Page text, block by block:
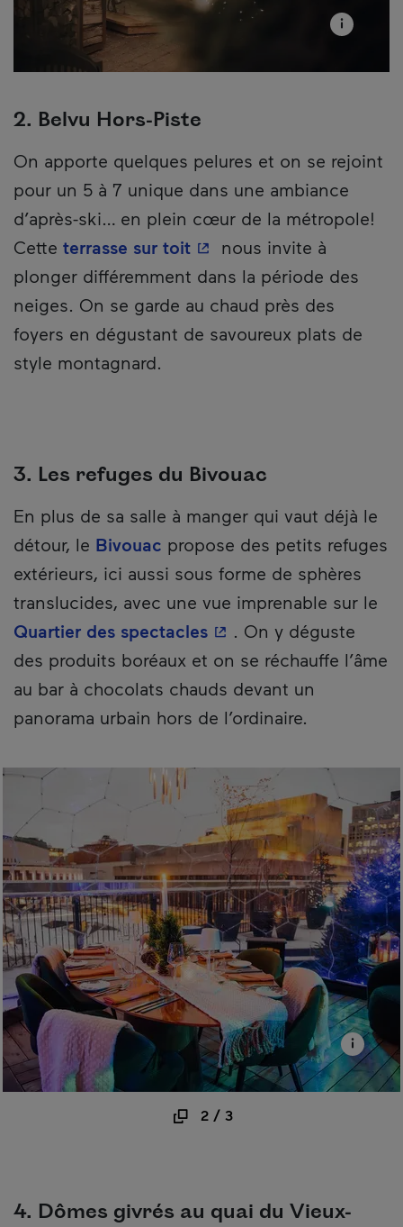
2. Belvu Hors-Piste
On apporte quelques pelures et on se rejoint
pour un 5 à 7 unique dans une ambiance
d’après-ski… en plein cœur de la métropole!
Cette terrasse sur toit- Cet hyperlien s'ouvrira
nous invite à
plonger différemment dans la période des
neiges. On se garde au chaud près des
foyers en dégustant de savoureux plats de
style montagnard.
3. Les refuges du Bivouac
En plus de sa salle à manger qui vaut déjà le
détour, le Bivouac propose des petits refuges
extérieurs, ici aussi sous forme de sphères
translucides, avec une vue imprenable sur le
Quartier des spectacles- Cet hyperlien
. On y déguste
des produits boréaux et on se réchauffe l’âme
au bar à chocolats chauds devant un
panorama urbain hors de l’ordinaire.
2/ 3
4. Dômes givrés au quai du Vieux-